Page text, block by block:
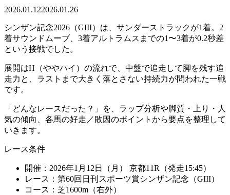
2026.01.122026.01.26
シンザン記念2026（GIII）は、サンダーストラックが1着。2
着サウンドムーブ、3着アルトラムスまでの1〜3着が0.2秒差
という接戦でした。
展開はH（ややハイ） の流れで、中盤で追走して脚を残す追
走力 と、ラストまで大きく落とさない持続力が問われた一戦
です。
「どんなレースだった？」 を、 ラップ分析や脚質・上り・人
気の傾向
、各馬の好走／敗因のポイント から要点を整理して
いきます。
レース条件
開催： 2026年1月12日（月） 京都11R（発走15:45）
レース： 第60回日刊スポーツ賞シンザン記念（GIII）
コース： 芝1600m（右外）